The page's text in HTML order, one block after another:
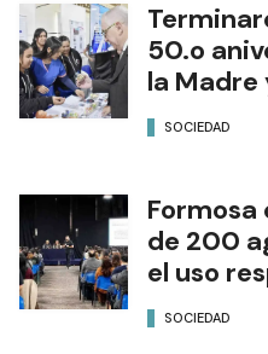
50.o
la Madre
SOCIEDAD
de 200
el uso
SOCIEDAD